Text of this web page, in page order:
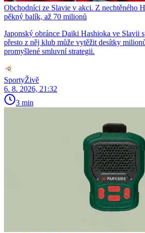
Obchodníci ze Slavie v akci. Z nechtěného
pěkný balík, až 70 milionů
Japonský obránce Daiki Hashioka ve Slavii
přesto z něj klub může vytěžit desítky
promyšlené smluvní strategii.
SportyŽivě
6. 8. 2026, 21:32
3 min